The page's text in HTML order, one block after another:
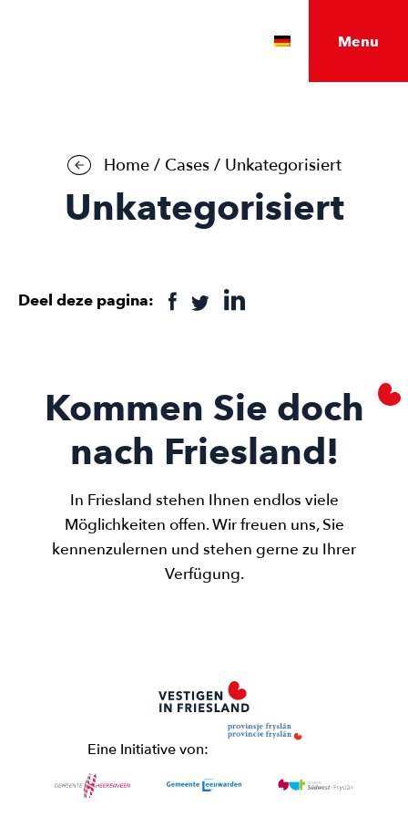
Menu
Home/ Cases/ Unkategorisiert
Unkategorisiert
Deel deze pagina:
Kommen Sie doch
nach Friesland!
In Friesland stehen Ihnen endlos viele
Möglichkeiten offen. Wir freuen uns, Sie
kennenzulernen und stehen gerne zu Ihrer
Verfügung.
Eine Initiative von: